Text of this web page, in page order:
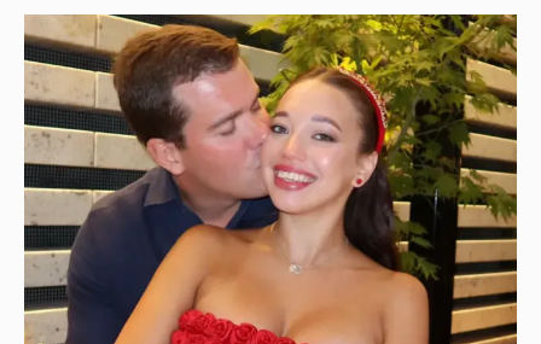
Дочь главы ВЭБ. РФ и солистка Большого
Мария Шувалова показала редкое фото с
мужем
4